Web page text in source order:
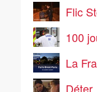
Flic
100
La
Déter